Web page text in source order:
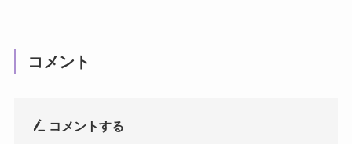
コメント
コメントする